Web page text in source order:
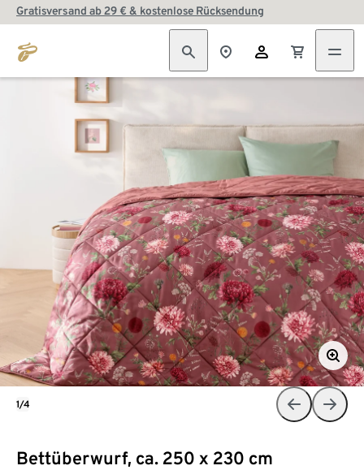
Gratisversand ab 29 € & kostenlose Rücksendung
Bettüberwurf, ca. 250 x 230 cm
1/4